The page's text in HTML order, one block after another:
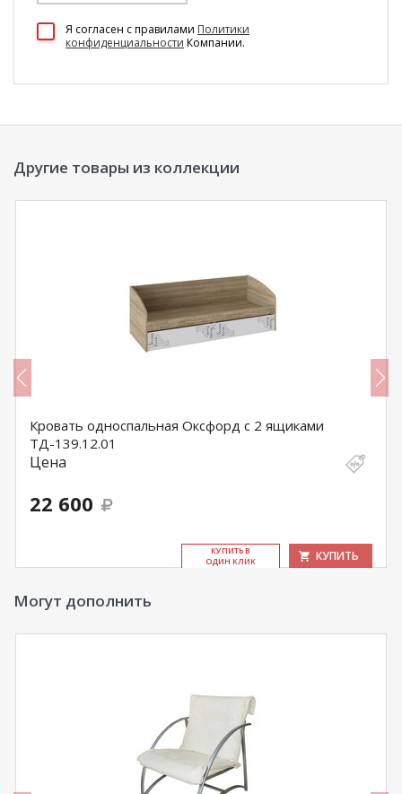
Я согласен c правилами Политики
конфиденциальности Компании.
Другие товары из коллекции
Кровать односпальная Оксфорд с 2 ящиками
ТД-139.12.01
Цена
22 600
КУ­ПИТЬ В
ОДИН КЛИК
КУПИТЬ
Могут дополнить